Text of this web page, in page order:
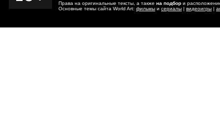
Права на оригинальные тексты, а также на подбор и
Основные темы сайта World Art: фильмы и сериалы | видеоигры |